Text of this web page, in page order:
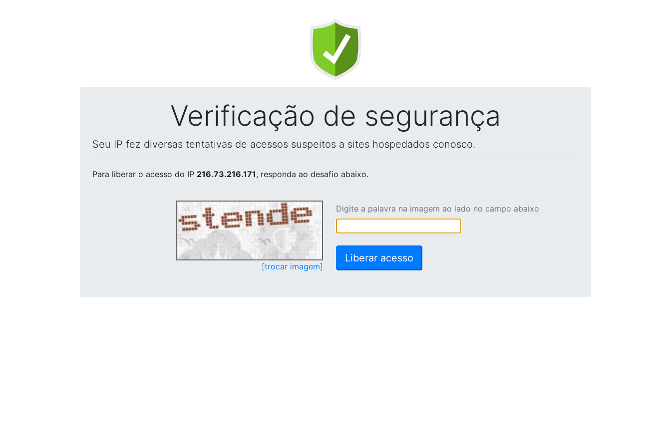
Verificação de segurança
Seu IP fez diversas tentativas de acessos suspeitos a sites hospedados conosco.
Para liberar o acesso do IP 216.73.216.171, responda ao desafio abaixo.
[trocar imagem]
Digite a palavra na imagem ao lado no campo abaixo